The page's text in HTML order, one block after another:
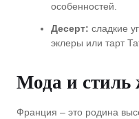
особенностей.
Десерт: сладкие
эклеры или тарт
Мода и стиль
Франция – это родина